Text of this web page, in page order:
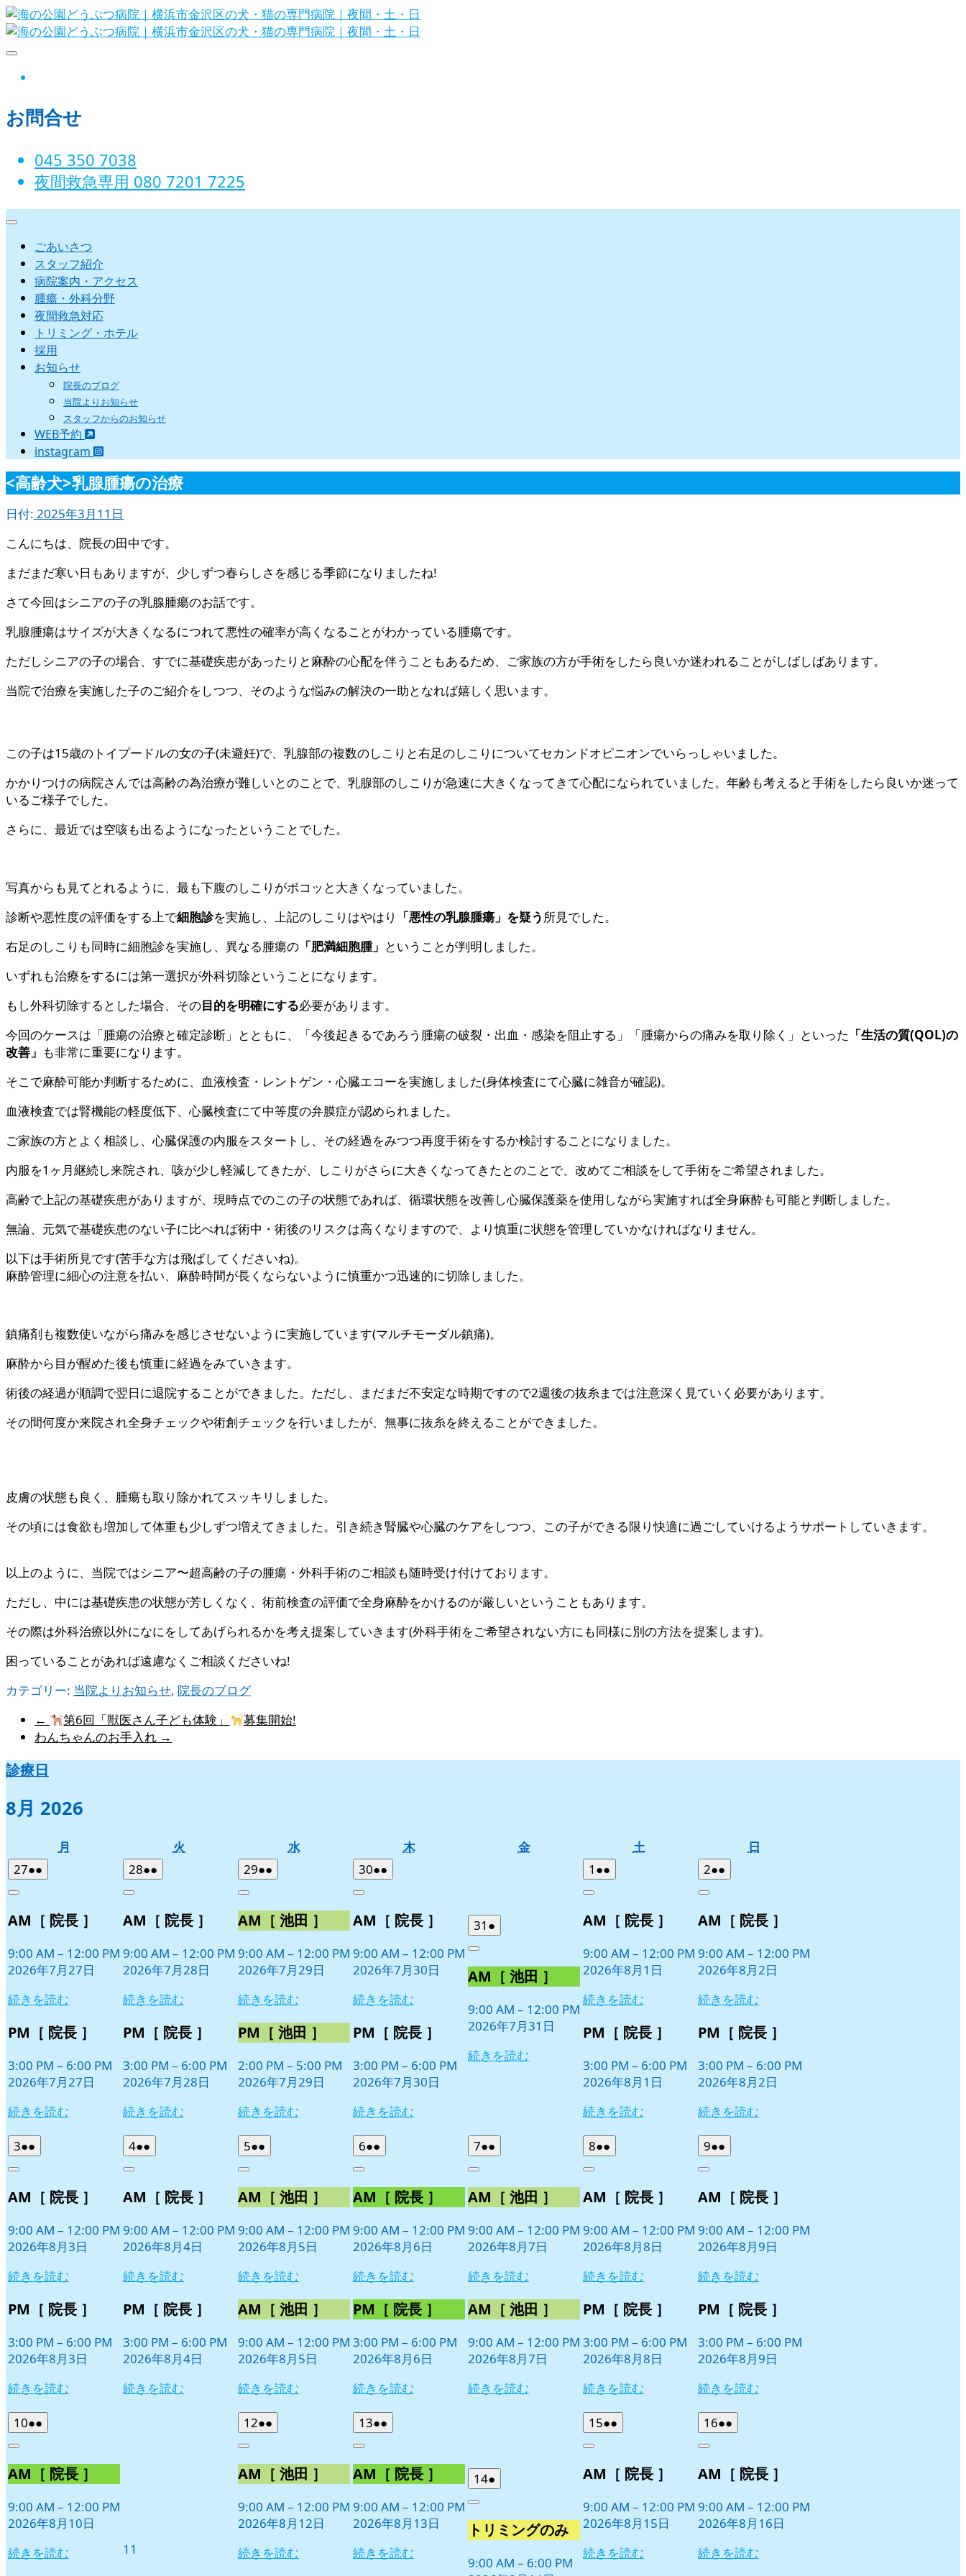
Skip
to
お問合せ
045 350 7038‬
夜間救急専用 080 7201 7225‬
ごあいさつ
スタッフ紹介
病院案内・アクセス
腫瘍・外科分野
夜間救急対応
トリミング・ホテル
採用
お知らせ
院長のブログ
当院よりお知らせ
スタッフからのお知らせ
WEB予約
instagram
<高齢犬>乳腺腫瘍の治療
日付: 2025年3月11日
こんにちは、院長の田中です。
まだまだ寒い日もありますが、少しずつ春らしさを感じる季節になりましたね!
さて今回はシニアの子の乳腺腫瘍のお話です。
乳腺腫瘍はサイズが大きくなるにつれて悪性の確率が高くなることがわかっている腫瘍です。
ただしシニアの子の場合、すでに基礎疾患があったりと麻酔の心配を伴うこともあるため、ご家族の方が手術をしたら良いか迷われることがしばしばあります。
当院で治療を実施した子のご紹介をしつつ、そのような悩みの解決の一助となれば嬉しく思います。
この子は15歳のトイプードルの女の子(未避妊)で、乳腺部の複数のしこりと右足のしこりについてセカンドオピニオンでいらっしゃいました。
かかりつけの病院さんでは高齢の為治療が難しいとのことで、乳腺部のしこりが急速に大きくなってきて心配になられていました。年齢も考えると手術をしたら良いか迷って
いるご様子でした。
さらに、最近では空咳も出るようになったということでした。
写真からも見てとれるように、最も下腹のしこりがボコッと大きくなっていました。
診断や悪性度の評価をする上で細胞診を実施し、上記のしこりはやはり 「悪性の乳腺腫瘍」を疑う所見でした。
右足のしこりも同時に細胞診を実施し、異なる腫瘍の 「肥満細胞腫」 ということが判明しました。
いずれも治療をするには第一選択が外科切除ということになります。
もし外科切除するとした場合、その目的を明確にする必要があります。
今回のケースは「腫瘍の治療と確定診断」とともに、「今後起きるであろう腫瘍の破裂・出血・感染を阻止する」「腫瘍からの痛みを取り除く」といった 「生活の質(QOL)の
改善」 も非常に重要になります。
そこで麻酔可能か判断するために、血液検査・レントゲン・心臓エコーを実施しました(身体検査にて心臓に雑音が確認)。
血液検査では腎機能の軽度低下、心臓検査にて中等度の弁膜症が認められました。
ご家族の方とよく相談し、心臓保護の内服をスタートし、その経過をみつつ再度手術をするか検討することになりました。
内服を1ヶ月継続し来院され、咳が少し軽減してきたが、しこりがさらに大きくなってきたとのことで、改めてご相談をして手術をご希望されました。
高齢で上記の基礎疾患がありますが、現時点でのこの子の状態であれば、循環状態を改善し心臓保護薬を使用しながら実施すれば全身麻酔も可能と判断しました。
無論、元気で基礎疾患のない子に比べれば術中・術後のリスクは高くなりますので、より慎重に状態を管理していかなければなりません。
以下は手術所見です(苦手な方は飛ばしてくださいね)。
麻酔管理に細心の注意を払い、麻酔時間が長くならないように慎重かつ迅速的に切除しました。
鎮痛剤も複数使いながら痛みを感じさせないように実施しています(マルチモーダル鎮痛)。
麻酔から目が醒めた後も慎重に経過をみていきます。
術後の経過が順調で翌日に退院することができました。ただし、まだまだ不安定な時期ですので2週後の抜糸までは注意深く見ていく必要があります。
その間何度か来院され全身チェックや術創チェックを行いましたが、無事に抜糸を終えることができました。
皮膚の状態も良く、腫瘍も取り除かれてスッキリしました。
その頃には食欲も増加して体重も少しずつ増えてきました。引き続き腎臓や心臓のケアをしつつ、この子ができる限り快適に過ごしていけるようサポートしていきます。
以上のように、当院ではシニア〜超高齢の子の腫瘍・外科手術のご相談も随時受け付けております。
ただし、中には基礎疾患の状態が芳しくなく、術前検査の評価で全身麻酔をかけるのが厳しいということもあります。
その際は外科治療以外になにをしてあげられるかを考え提案していきます(外科手術をご希望されない方にも同様に別の方法を提案します)。
困っていることがあれば遠慮なくご相談くださいね!
カテゴリー: 当院よりお知らせ, 院長のブログ
←
第6回「獣医さん子ども体験」
募集開始!
わんちゃんのお手入れ →
診療日
8月 2026
月 火 水水
木木
金金
土土
日
272026
年
月
日
●●
件
イ
ン
ト)
Close
AM［ 院長 ］
9:00 AM – 12:00 PM
2026年7月27日
続きを読む
PM［ 院長 ］
3:00 PM – 6:00 PM
2026年7月27日
続きを読む
282026
年
月
日
●●
件
イ
ン
ト)
Close
AM［ 院長 ］
9:00 AM – 12:00 PM
2026年7月28日
続きを読む
PM［ 院長 ］
3:00 PM – 6:00 PM
2026年7月28日
続きを読む
292026
年
月
29
日
●●
件
イ
ン
ト)
Close
AM［ 池田 ］
9:00 AM – 12:00 PM
2026年7月29日
続きを読む
PM［ 池田 ］
2:00 PM – 5:00 PM
2026年7月29日
続きを読む
302026
年
月
日
●●
件
イ
ン
ト)
Close
AM［ 院長 ］
9:00 AM – 12:00 PM
2026年7月30日
続きを読む
PM［ 院長 ］
3:00 PM – 6:00 PM
2026年7月30日
続きを読む
31 2026
年
月
31
日
●
件
イ
ン
ト)
Close
AM［ 池田 ］
9:00 AM – 12:00 PM
2026年7月31日
続きを読む
1 2026
年
月
日
●●
件
イ
ン
ト)
Close
AM［ 院長 ］
9:00 AM – 12:00 PM
2026年8月1日
続きを読む
PM［ 院長 ］
3:00 PM – 6:00 PM
2026年8月1日
続きを読む
22026
年
月
日
●●
件
イ
ン
ト)
Close
AM［ 院長 ］
9:00 AM – 12:00 PM
2026年8月2日
続きを読む
PM［ 院長 ］
3:00 PM – 6:00 PM
2026年8月2日
続きを読む
32026
年
月
日
●●
件
イ
ン
ト)
Close
AM［ 院長 ］
9:00 AM – 12:00 PM
2026年8月3日
続きを読む
PM［ 院長 ］
3:00 PM – 6:00 PM
2026年8月3日
続きを読む
42026
年
月
日
●●
件
イ
ン
ト)
Close
AM［ 院長 ］
9:00 AM – 12:00 PM
2026年8月4日
続きを読む
PM［ 院長 ］
3:00 PM – 6:00 PM
2026年8月4日
続きを読む
52026
年
月
5
日
●●
件
イ
ン
ト)
Close
AM［ 池田 ］
9:00 AM – 12:00 PM
2026年8月5日
続きを読む
AM［ 池田 ］
9:00 AM – 12:00 PM
2026年8月5日
続きを読む
62026
年
月
6
日
●●
件
イ
ン
ト)
Close
AM［ 院長 ］
9:00 AM – 12:00 PM
2026年8月6日
続きを読む
PM［ 院長 ］
3:00 PM – 6:00 PM
2026年8月6日
続きを読む
72026
年
月
7
日
●●
件
イ
ン
ト)
Close
AM［ 池田 ］
9:00 AM – 12:00 PM
2026年8月7日
続きを読む
AM［ 池田 ］
9:00 AM – 12:00 PM
2026年8月7日
続きを読む
82026
年
月
日
●●
件
イ
ン
ト)
Close
AM［ 院長 ］
9:00 AM – 12:00 PM
2026年8月8日
続きを読む
PM［ 院長 ］
3:00 PM – 6:00 PM
2026年8月8日
続きを読む
92026
年
月
日
●●
件
イ
ン
ト)
Close
AM［ 院長 ］
9:00 AM – 12:00 PM
2026年8月9日
続きを読む
PM［ 院長 ］
3:00 PM – 6:00 PM
2026年8月9日
続きを読む
102026
年
月
10
日
●●
件
イ
ン
ト)
Close
AM［ 院長 ］
9:00 AM – 12:00 PM
2026年8月10日
続きを読む
11
122026
年
月
12
日
●●
件
イ
ン
ト)
Close
AM［ 池田 ］
9:00 AM – 12:00 PM
2026年8月12日
続きを読む
132026
年
月
13
日
●●
件
イ
ン
ト)
Close
AM［ 院長 ］
9:00 AM – 12:00 PM
2026年8月13日
続きを読む
142026
年
月
14
日
●
件
イ
ン
Close
トリミングのみ
9:00 AM – 6:00 PM
152026
年
月
日
●●
件
イ
ン
ト)
Close
AM［ 院長 ］
9:00 AM – 12:00 PM
2026年8月15日
続きを読む
162026
年
月
日
●●
件
イ
ン
ト)
Close
AM［ 院長 ］
9:00 AM – 12:00 PM
2026年8月16日
続きを読む